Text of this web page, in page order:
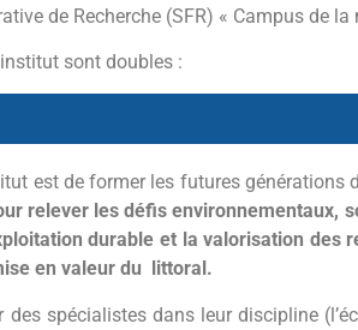
de Recherche (SFR) « Campus de la
sont doubles :
est de former les futures générations
relever les défis environnementaux,
durable et la valorisation des
en valeur du littoral.
des spécialistes dans leur discipline